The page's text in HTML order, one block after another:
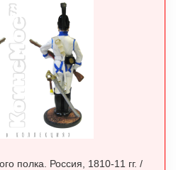
полка. Россия, 1810-11 гг. /